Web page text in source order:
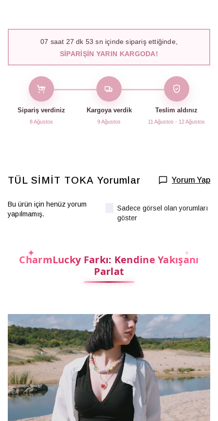
07 saat 27 dk 52 sn içinde sipariş ettiğinde,
SIPARIŞIN YARIN KARGODA!
Sipariş verdiniz
8 Ağustos
Kargoya verdik
9 Ağustos
Teslim aldınız
11 Ağustos - 12 Ağustos
TÜL SİMİT TOKA Yorumlar Yorum Yap
Bu ürün için henüz yorum
yapılmamış.
Sadece görsel olan yorumları
göster
CharmLucky Farkı: Kendine Yakışanı
Parlat